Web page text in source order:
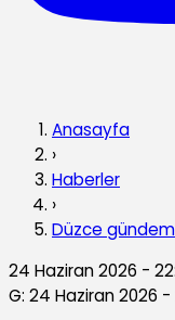
Anasayfa
›
Haberler
›
Düzce gündem
24 Haziran 2026 -
G: 24 Haziran 2026 -